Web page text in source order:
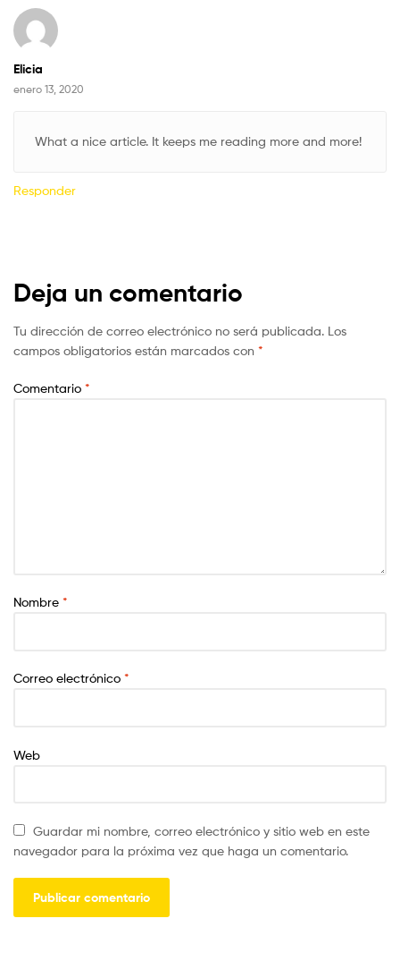
Elicia
enero 13, 2020
What a nice article. It keeps me reading more and more!
Responder
Deja un comentario
Tu dirección de correo electrónico no será publicada. Los
campos obligatorios están marcados con *
Comentario *
Nombre *
Correo electrónico *
Web
Guardar mi nombre, correo electrónico y sitio web en este
navegador para la próxima vez que haga un comentario.